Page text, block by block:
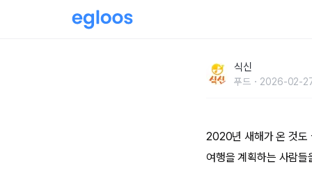
식신
푸드 2026-02-
2020년 새해가 온 것도
여행을 계획하는 사람